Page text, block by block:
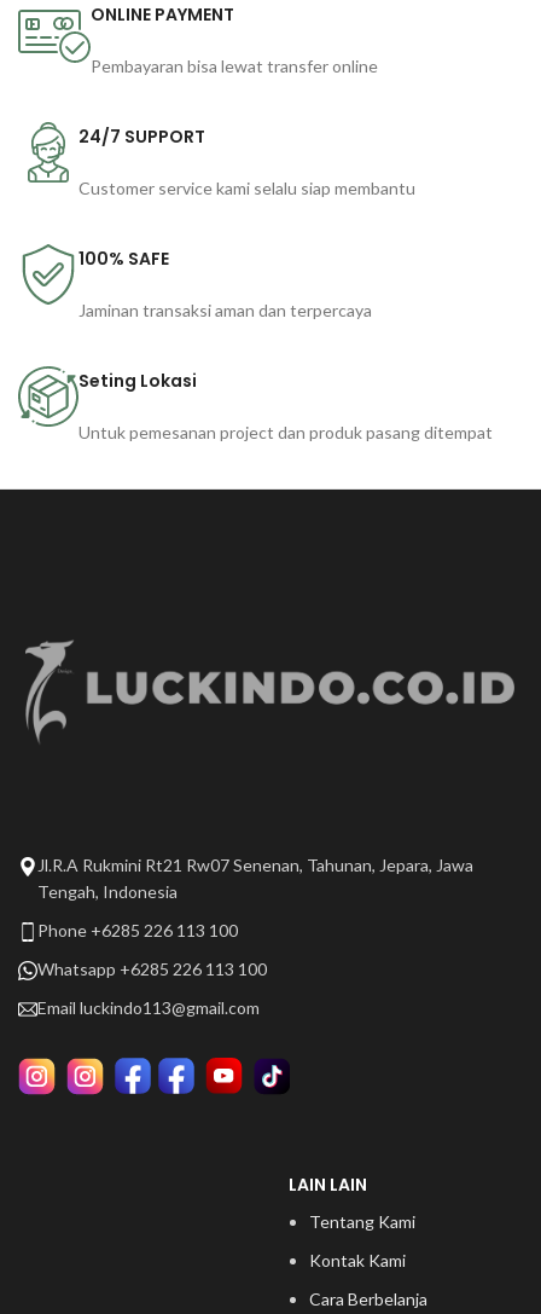
ONLINE PAYMENT
Pembayaran bisa lewat transfer online
24/7 SUPPORT
Customer service kami selalu siap membantu
100% SAFE
Jaminan transaksi aman dan terpercaya
Seting Lokasi
Untuk pemesanan project dan produk pasang ditempat
Jl.R.A Rukmini Rt21 Rw07 Senenan, Tahunan, Jepara, Jawa
Tengah, Indonesia
Phone +6285 226 113 100
Whatsapp +6285 226 113 100
Email luckindo113@gmail.com
LAIN LAIN
Tentang Kami
Kontak Kami
Cara Berbelanja